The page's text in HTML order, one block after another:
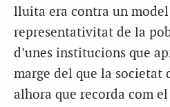
lluita era contra un
representativitat de la
d’unes institucions que
marge del que la societat
alhora que recorda com el